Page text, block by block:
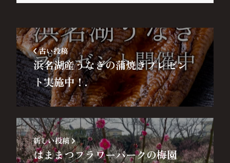
古い投稿
浜名湖産うなぎの蒲焼きプレゼン
ト実施中！.
新しい投稿
はままつフラワーパークの梅園